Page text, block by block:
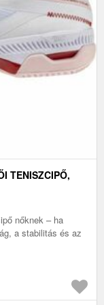
TENISZCIPŐ,
nőknek – ha
a stabilitás és az